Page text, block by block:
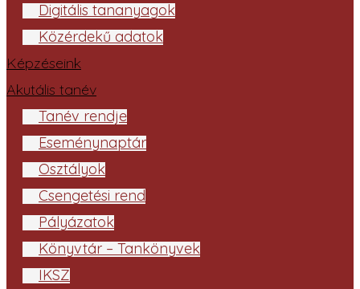
Digitális tananyagok
Közérdekű adatok
Képzéseink
Akutális tanév
Tanév rendje
Eseménynaptár
Osztályok
Csengetési rend
Pályázatok
Könyvtár – Tankönyvek
IKSZ